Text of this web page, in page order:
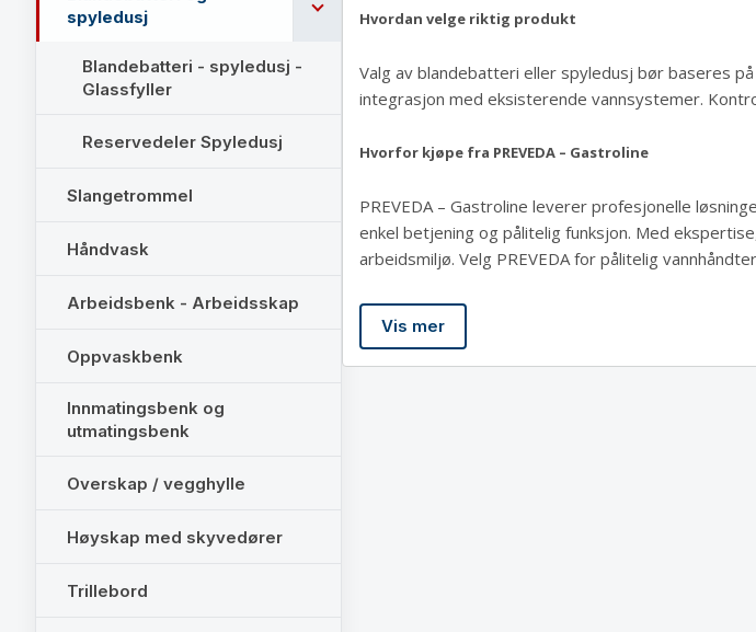
spyledusj
Blandebatteri - spyledusj -
Glassfyller
Reservedeler Spyledusj
Slangetrommel
Håndvask
Arbeidsbenk - Arbeidsskap
Oppvaskbenk
Innmatingsbenk og
utmatingsbenk
Overskap / vegghylle
Høyskap med skyvedører
Trillebord
Hvordan velge riktig produkt
Valg av blandebatteri eller spyledusj bør baseres
integrasjon med eksisterende vannsystemer.
Hvorfor kjøpe fra PREVEDA – Gastroline
PREVEDA – Gastroline leverer profesjonelle
enkel betjening og pålitelig funksjon. Med
arbeidsmiljø. Velg PREVEDA for pålitelig
Vis mer